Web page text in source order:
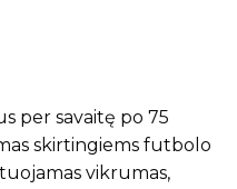
per savaitę po 75
skirtingiems futbolo
vikrumas,